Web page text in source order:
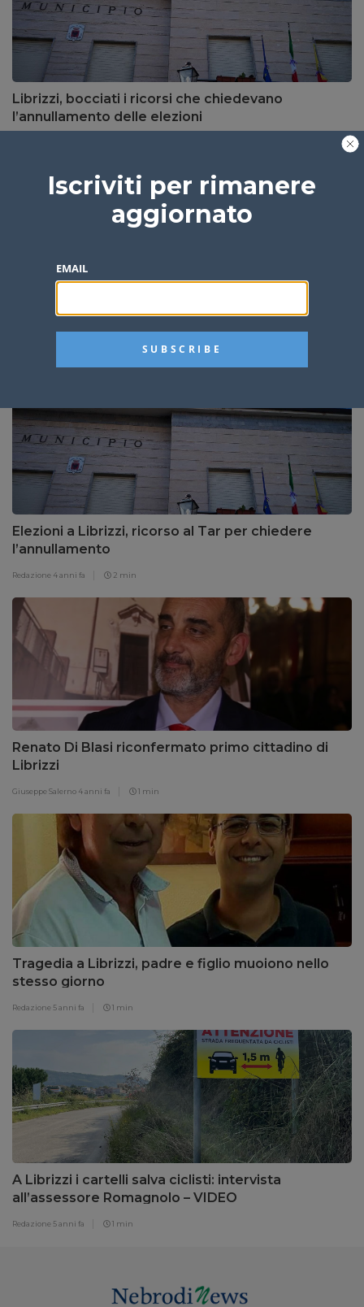
Librizzi, bocciati i ricorsi che chiedevano
l’annullamento delle elezioni
Librizzi: “annullare le elezioni”, presentato
secondo ricorso al Tar
Elezioni a Librizzi, ricorso al Tar per chiedere
l’annullamento
Redazione 4 anni fa 2 min
Renato Di Blasi riconfermato primo cittadino di
Librizzi
Giuseppe Salerno 4 anni fa 1 min
Tragedia a Librizzi, padre e figlio muoiono nello
stesso giorno
Redazione 5 anni fa 1 min
A Librizzi i cartelli salva ciclisti: intervista
all’assessore Romagnolo – VIDEO
Redazione 5 anni fa 1 min
Iscriviti per rimanere
aggiornato
EMAIL